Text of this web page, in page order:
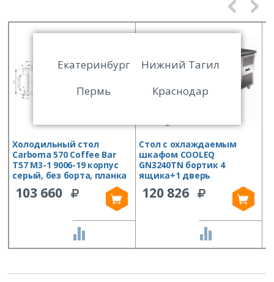
Холодильный стол
Carboma 570 Coffee Bar
T57 M3-1 9006-19 корпус
серый, без борта, планка
103 660
Стол с охлаждаемым
шкафом COOLEQ
GN3240TN бортик 4
ящика+1 дверь
120 826
Екатеринбург
Нижний Тагил
Пермь
Краснодар